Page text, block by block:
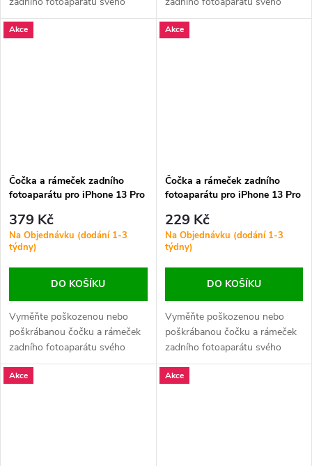
iPhonu 13 Pro nebo 13 Pro
Max. Zajistěte čistý obraz a
iPhonu 13 Pro nebo 13 Pro
Max. Zajistěte čistý obraz a
Akce
Čočka a rámeček zadního
fotoaparátu pro iPhone 13 Pro
v jedné sadě
379 Kč
Na Objednávku (dodání 1-3
týdny)
DO KOŠÍKU
Vyměňte poškozenou nebo
poškrábanou čočku a rámeček
zadního fotoaparátu svého
iPhonu 13 Pro nebo 13 Pro
Max. Zajistěte čistý obraz a
Akce
Čočka a rámeček zadního
fotoaparátu pro iPhone 13 Pro
jedné sadě
229 Kč
Na Objednávku (dodání 1-3
týdny)
DO KOŠÍKU
Vyměňte poškozenou nebo
poškrábanou čočku a rámeček
zadního fotoaparátu svého
iPhonu 13 Pro nebo 13 Pro
Max. Zajistěte čistý obraz a
Akce Akce